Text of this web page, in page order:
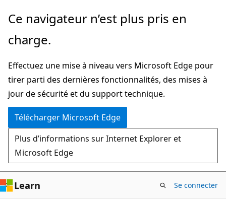
Passer
directement
au
principal
Passer
la
dans
la
page
Ce navigateur n’est plus pris en
charge.
Effectuez une mise à niveau vers Microsoft Edge pour
tirer parti des dernières fonctionnalités, des mises à
jour de sécurité et du support technique.
Télécharger Microsoft Edge
Plus d’informations sur Internet Explorer et
Microsoft Edge
Learn Se connecter